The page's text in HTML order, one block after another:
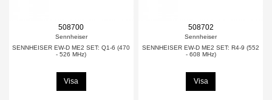
508700
Sennheiser
SENNHEISER EW-D ME2 SET: Q1-6 (470
- 526 MHz)
Visa
508702
Sennheiser
SENNHEISER EW-D ME2 SET: R4-9 (552
- 608 MHz)
Visa